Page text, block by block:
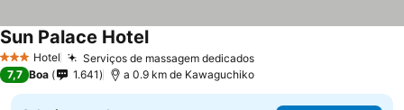
3 EstrelasHotel Serviços de massagem dedicados
Sun Palace Hotel
7,7 Boa 1.641 a 0.9 km de Kawaguchiko